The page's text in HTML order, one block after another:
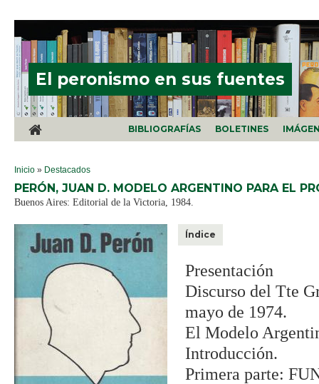
El peronismo en sus fuentes
BIBLIOGRAFÍAS BOLETINES
SE ENCUENTRA USTED AQUÍ
Inicio » Destacados
PERÓN, JUAN D. MODELO ARGENTINO PARA EL
Buenos Aires: Editorial de la Victoria, 1984.
Índice
Presentación
Discurso del Tte
mayo de 1974.
El Modelo
Introducción.
Primera parte: